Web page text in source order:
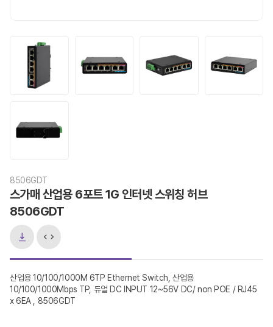
8506GDT
스가매 산업용 6포트 1G 인터넷 스위칭 허브
8506GDT
산업용 10/100/1000M 6TP Ethernet Switch, 산업용
10/100/1000Mbps TP, 듀얼 DC INPUT 12~56V DC/ non POE / RJ45
x 6EA , 8506GDT